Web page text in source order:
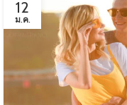
12
ม.ค.